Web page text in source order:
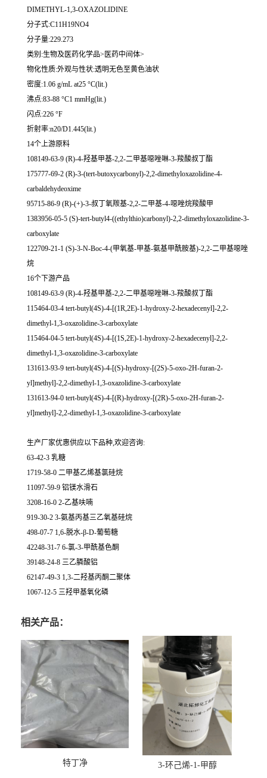
DIMETHYL-1,3-OXAZOLIDINE
分子式:C11H19NO4
分子量:229.273
类别:生物及医药化学品>医药中间体>
物化性质:外观与性状:透明无色至黄色油状
密度:1.06 g/mL at25 °C(lit.)
沸点:83-88 °C1 mmHg(lit.)
闪点:226 °F
折射率:n20/D1.445(lit.)
14个上游原料
108149-63-9 (R)-4-羟基甲基-2,2-二甲基噁唑啉-3-羧酸叔丁酯
175777-69-2 (R)-3-(tert-butoxycarbonyl)-2,2-dimethyloxazolidine-4-
carbaldehydeoxime
95715-86-9 (R)-(+)-3-叔丁氧羰基-2,2-二甲基-4-噁唑烷羧酸甲
1383956-05-5 (S)-tert-butyl4-((ethylthio)carbonyl)-2,2-dimethyloxazolidine-3-
carboxylate
122709-21-1 (S)-3-N-Boc-4-(甲氧基-甲基-氨基甲酰胺基)-2,2-二甲基噁唑
烷
16个下游产品
108149-63-9 (R)-4-羟基甲基-2,2-二甲基噁唑啉-3-羧酸叔丁酯
115464-03-4 tert-butyl(4S)-4-[(1R,2E)-1-hydroxy-2-hexadecenyl]-2,2-
dimethyl-1,3-oxazolidine-3-carboxylate
115464-04-5 tert-butyl(4S)-4-[(1S,2E)-1-hydroxy-2-hexadecenyl]-2,2-
dimethyl-1,3-oxazolidine-3-carboxylate
131613-93-9 tert-butyl(4S)-4-[(S)-hydroxy-[(2S)-5-oxo-2H-furan-2-
yl]methyl]-2,2-dimethyl-1,3-oxazolidine-3-carboxylate
131613-94-0 tert-butyl(4S)-4-[(R)-hydroxy-[(2R)-5-oxo-2H-furan-2-
yl]methyl]-2,2-dimethyl-1,3-oxazolidine-3-carboxylate
生产厂家优惠供应以下品种,欢迎咨询:
63-42-3 乳糖
1719-58-0 二甲基乙烯基氯硅烷
11097-59-9 铝镁水滑石
3208-16-0 2-乙基呋喃
919-30-2 3-氨基丙基三乙氧基硅烷
498-07-7 1,6-脱水-β-D-葡萄糖
42248-31-7 6-氯-3-甲酰基色酮
39148-24-8 三乙膦酸铝
62147-49-3 1,3-二羟基丙酮二聚体
1067-12-5 三羟甲基氧化磷
相关产品：
特丁净 3-环己烯-1-甲醇